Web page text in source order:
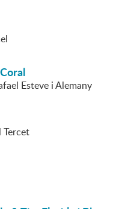
Esteve i Alemany